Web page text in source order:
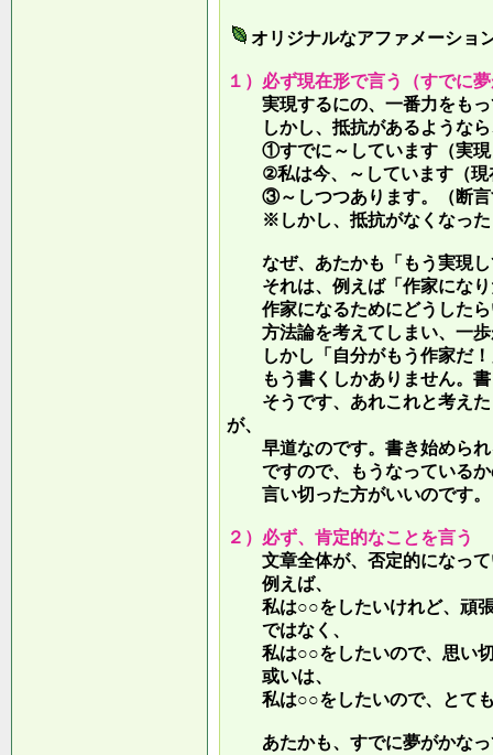
オリジナルなアファメーショ
１）必ず現在形で言う（すでに
実現するにの、一番力をもっ
しかし、抵抗があるような
①すでに～しています（実現
②私は今、～しています（現
③～しつつあります。（断言
※しかし、抵抗がなくなった
なぜ、あたかも「もう実現し
それは、例えば「作家になり
作家になるためにどうしたら
方法論を考えてしまい、一歩
しかし「自分がもう作家だ！
もう書くしかありません。書
そうです、あれこれと考えた
が、
早道なのです。書き始められ
ですので、もうなっているか
言い切った方がいいのです。
２）必ず、肯定的なことを言う
文章全体が、否定的になっ
例えば、
私は○○をしたいけれど、頑張
ではなく、
私は○○をしたいので、思い切
或いは、
私は○○をしたいので、とても
あたかも、すでに夢がかなっ